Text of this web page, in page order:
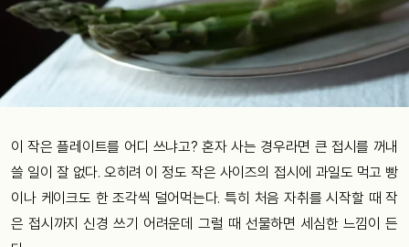
이 작은 플레이트를 어디 쓰냐고? 혼자 사는 경우라면 큰 접시를 꺼내
쓸 일이 잘 없다. 오히려 이 정도 작은 사이즈의 접시에 과일도 먹고 빵
이나 케이크도 한 조각씩 덜어먹는다. 특히 처음 자취를 시작할 때 작
은 접시까지 신경 쓰기 어려운데 그럴 때 선물하면 세심한 느낌이 든